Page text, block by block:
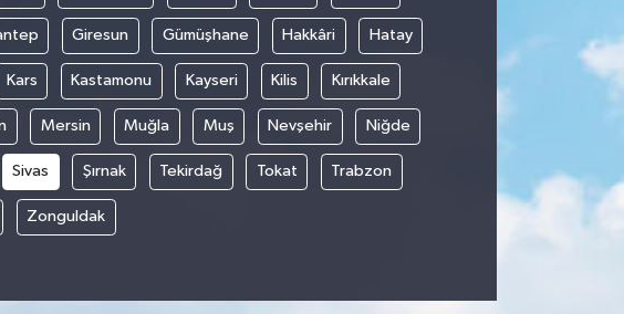
Giresun Gümüşhane Hakkâri Hatay
Kars Kastamonu Kayseri Kilis Kırıkkale
Mersin Muğla Muş Nevşehir Niğde
Sivas Şırnak Tekirdağ Tokat Trabzon
Zonguldak